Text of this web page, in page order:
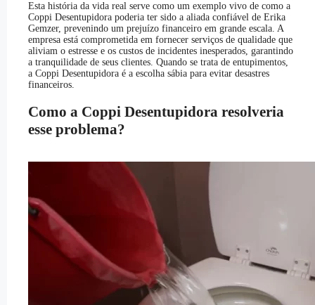
Esta história da vida real serve como um exemplo vivo de como a
Coppi Desentupidora poderia ter sido a aliada confiável de Erika
Gemzer, prevenindo um prejuízo financeiro em grande escala. A
empresa está comprometida em fornecer serviços de qualidade que
aliviam o estresse e os custos de incidentes inesperados, garantindo
a tranquilidade de seus clientes. Quando se trata de entupimentos,
a Coppi Desentupidora é a escolha sábia para evitar desastres
financeiros.
Como a Coppi Desentupidora resolveria
esse problema?